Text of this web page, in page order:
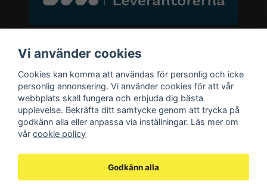
Bli medlem i vårt nyhetsbrev
email
Mejladress Skicka
Bli medlem i vårt nyhetsbrev och ta del
av våra nyheter och erbjudande.
Vi använder cookies
Cookies kan komma att användas för personlig och icke
personlig annonsering. Vi använder cookies för att vår
webbplats skall fungera och erbjuda dig bästa
upplevelse. Bekräfta ditt samtycke genom att trycka på
godkänn alla eller anpassa via inställningar. Läs mer om
vår cookie policy
Godkänn alla